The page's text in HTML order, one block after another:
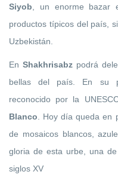
Siyob , un enorme bazar
productos típicos del país,
Uzbekistán.
En Shakhrisabzpodrá
bellas del país. En su
reconocido por la
Blanco . Hoy día queda en
de mosaicos blancos,
gloria de esta urbe, una
siglos XV